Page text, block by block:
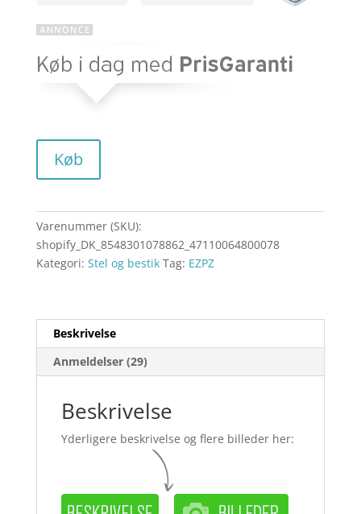
Køb
Varenummer (SKU):
shopify_DK_8548301078862_47110064800078
Kategori: Stel og bestik Tag: EZPZ
Beskrivelse
Anmeldelser (29)
Beskrivelse
Yderligere beskrivelse og flere billeder her: